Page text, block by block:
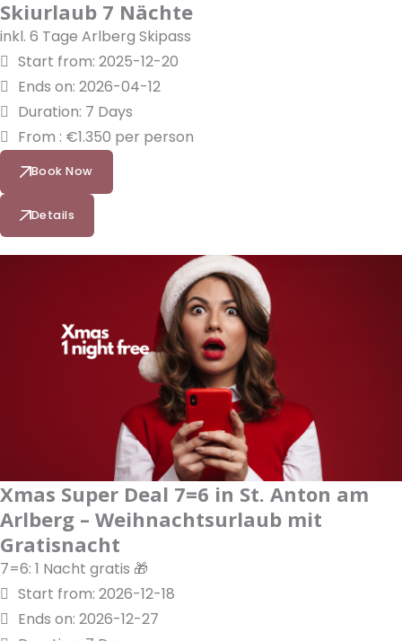
Skiurlaub 7 Nächte
inkl. 6 Tage Arlberg Skipass
Start from: 2025-12-20
Ends on: 2026-04-12
Duration: 7 Days
From : €1.350 per person
Book Now
Details
Xmas Super Deal 7=6 in St. Anton am
Arlberg – Weihnachtsurlaub mit
Gratisnacht
7=6: 1 Nacht gratis 🎁
Start from: 2026-12-18
Ends on: 2026-12-27